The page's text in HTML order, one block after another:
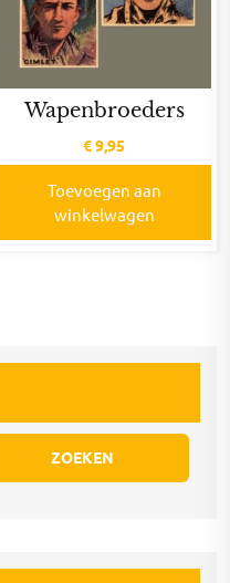
Wapenbroeders
€9,95
Toevoegen aan
winkelwagen